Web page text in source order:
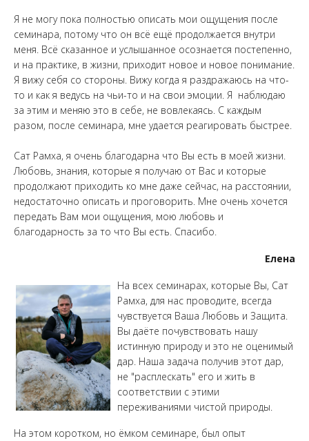
Я не могу пока полностью описать мои ощущения после
семинара, потому что он всё ещё продолжается внутри
меня. Всё сказанное и услышанное осознается постепенно,
и на практике, в жизни, приходит новое и новое понимание.
Я вижу себя со стороны. Вижу когда я раздражаюсь на что-
то и как я ведусь на чьи-то и на свои эмоции. Я наблюдаю
за этим и меняю это в себе, не вовлекаясь. С каждым
разом, после семинара, мне удается реагировать быстрее.
Сат Рамха, я очень благодарна что Вы есть в моей жизни.
Любовь, знания, которые я получаю от Вас и которые
продолжают приходить ко мне даже сейчас, на расстоянии,
недостаточно описать и проговорить. Мне очень хочется
передать Вам мои ощущения, мою любовь и
благодарность за то что Вы есть. Спасибо.
Елена
На всех семинарах, которые Вы, Сат
Рамха, для нас проводите, всегда
чувствуется Ваша Любовь и Защита.
Вы даёте почувствовать нашу
истинную природу и это не оценимый
дар. Наша задача получив этот дар,
не "расплескать" его и жить в
соответствии с этими
переживаниями чистой природы.
На этом коротком, но ёмком семинаре, был опыт